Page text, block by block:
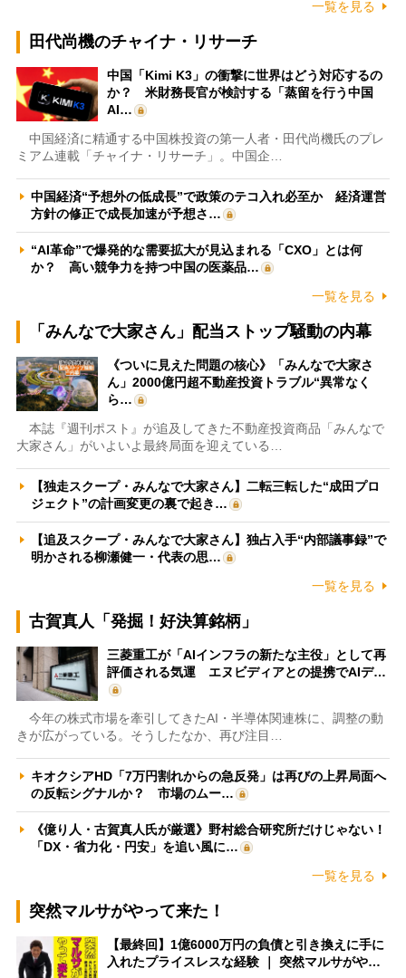
一覧を見る
田代尚機のチャイナ・リサーチ
中国「Kimi K3」の衝撃に世界はどう対応するの
か？ 米財務長官が検討する「蒸留を行う中国
AI…
中国経済に精通する中国株投資の第一人者・田代尚機氏のプレ
ミアム連載「チャイナ・リサーチ」。中国企…
中国経済“予想外の低成長”で政策のテコ入れ必至か 経済運営
方針の修正で成長加速が予想さ…
“AI革命”で爆発的な需要拡大が見込まれる「CXO」とは何
か？ 高い競争力を持つ中国の医薬品…
一覧を見る
「みんなで大家さん」配当ストップ騒動の内幕
《ついに見えた問題の核心》「みんなで大家さ
ん」2000億円超不動産投資トラブル“異常なく
ら…
本誌『週刊ポスト』が追及してきた不動産投資商品「みんなで
大家さん」がいよいよ最終局面を迎えている…
【独走スクープ・みんなで大家さん】二転三転した“成田プロ
ジェクト”の計画変更の裏で起き…
【追及スクープ・みんなで大家さん】独占入手“内部議事録”で
明かされる柳瀬健一・代表の思…
一覧を見る
古賀真人「発掘！好決算銘柄」
三菱重工が「AIインフラの新たな主役」として再
評価される気運 エヌビディアとの提携でAIデ…
今年の株式市場を牽引してきたAI・半導体関連株に、調整の動
きが広がっている。そうしたなか、再び注目…
キオクシアHD「7万円割れからの急反発」は再びの上昇局面へ
の反転シグナルか？ 市場のムー…
《億り人・古賀真人氏が厳選》野村総合研究所だけじゃない！
「DX・省力化・円安」を追い風に…
一覧を見る
突然マルサがやって来た！
【最終回】1億6000万円の負債と引き換えに手に
入れたプライスレスな経験 ｜ 突然マルサがや…